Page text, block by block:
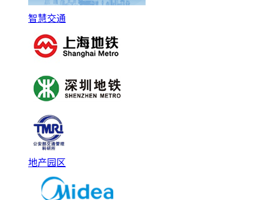
智慧交通
地产园区